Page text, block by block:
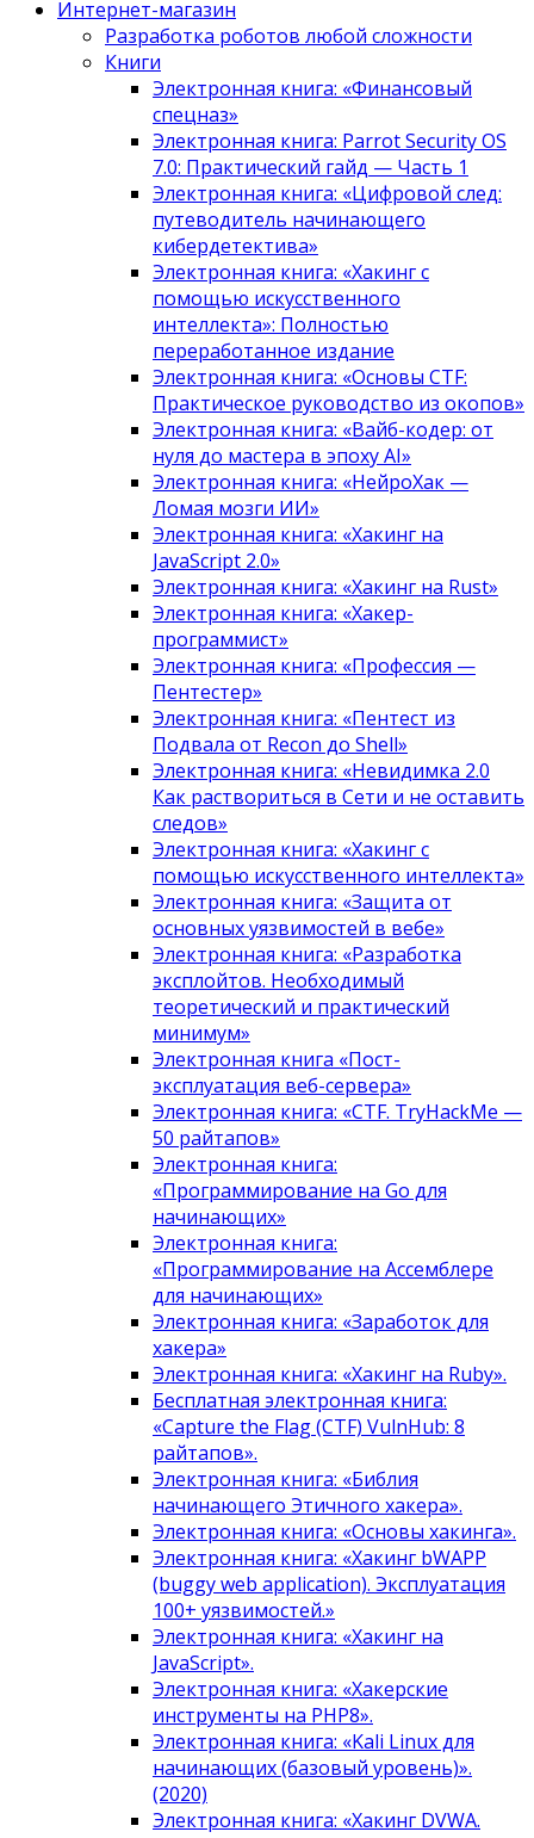
Интернет-магазин
Разработка роботов любой сложности
Книги
Электронная книга: «Финансовый
спецназ»
Электронная книга: Parrot Security OS
7.0: Практический гайд — Часть 1
Электронная книга: «Цифровой след:
путеводитель начинающего
кибердетектива»
Электронная книга: «Хакинг с
помощью искусственного
интеллекта»: Полностью
переработанное издание
Электронная книга: «Основы CTF:
Практическое руководство из окопов»
Электронная книга: «Вайб-кодер: от
нуля до мастера в эпоху AI»
Электронная книга: «НейроХак —
Ломая мозги ИИ»
Электронная книга: «Хакинг на
JavaScript 2.0»
Электронная книга: «Хакинг на Rust»
Электронная книга: «Хакер-
программист»
Электронная книга: «Профессия —
Пентестер»
Электронная книга: «Пентест из
Подвала от Recon до Shell»
Электронная книга: «Невидимка 2.0
Как раствориться в Сети и не оставить
следов»
Электронная книга: «Хакинг с
помощью искусственного интеллекта»
Электронная книга: «Защита от
основных уязвимостей в вебе»
Электронная книга: «Разработка
эксплойтов. Необходимый
теоретический и практический
минимум»
Электронная книга «Пост-
эксплуатация веб-сервера»
Электронная книга: «CTF. TryHackMe —
50 райтапов»
Электронная книга:
«Программирование на Go для
начинающих»
Электронная книга:
«Программирование на Ассемблере
для начинающих»
Электронная книга: «Заработок для
хакера»
Электронная книга: «Хакинг на Ruby».
Бесплатная электронная книга:
«Capture the Flag (CTF) VulnHub: 8
райтапов».
Электронная книга: «Библия
начинающего Этичного хакера».
Электронная книга: «Основы хакинга».
Электронная книга: «Хакинг bWAPP
(buggy web application). Эксплуатация
100+ уязвимостей.»
Электронная книга: «Хакинг на
JavaScript».
Электронная книга: «Хакерские
инструменты на PHP8».
Электронная книга: «Kali Linux для
начинающих (базовый уровень)».
(2020)
Электронная книга: «Хакинг DVWA.